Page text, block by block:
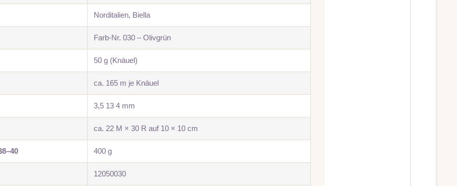
Norditalien, Biella
Farb-Nr. 030 – Olivgrün
50 g (Knäuel)
ca. 165 m je Knäuel
3,5 13 4 mm
ca. 22 M × 30 R auf 10 × 10 cm
400 g
12050030